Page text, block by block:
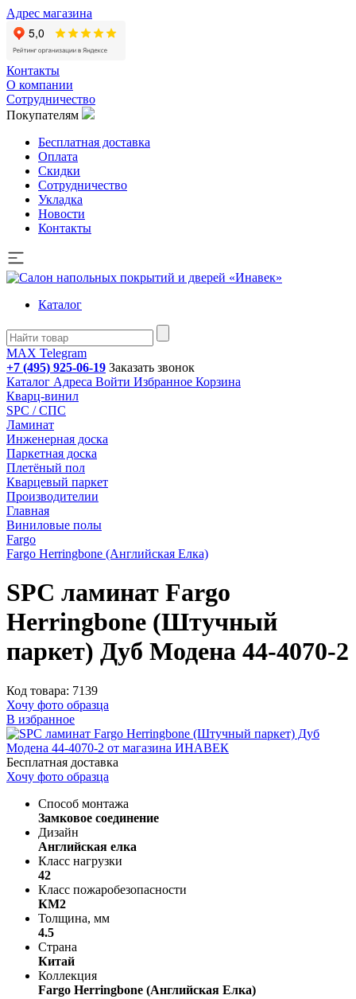
Адрес магазина
Контакты
О компании
Сотрудничество
Покупателям
Бесплатная доставка
Оплата
Скидки
Сотрудничество
Укладка
Новости
Контакты
Каталог
MAX Telegram
+7 (495) 925-06-19 Заказать звонок
Каталог Адреса Войти Избранное Корзина
Кварц-винил
SPC / СПС
Ламинат
Инженерная доска
Паркетная доска
Плетёный пол
Кварцевый паркет
Производителии
Главная
Виниловые полы
Fargo
Fargo Herringbone (Английская Елка)
SPC ламинат Fargo
Herringbone (Штучный
паркет) Дуб Модена 44-4070-2
Код товара: 7139
Хочу фото образца
В избранное
Бесплатная доставка
Хочу фото образца
Способ монтажа
Замковое соединение
Дизайн
Английская елка
Класс нагрузки
42
Класс пожаробезопасности
КМ2
Толщина, мм
4.5
Страна
Китай
Коллекция
Fargo Herringbone (Английская Елка)